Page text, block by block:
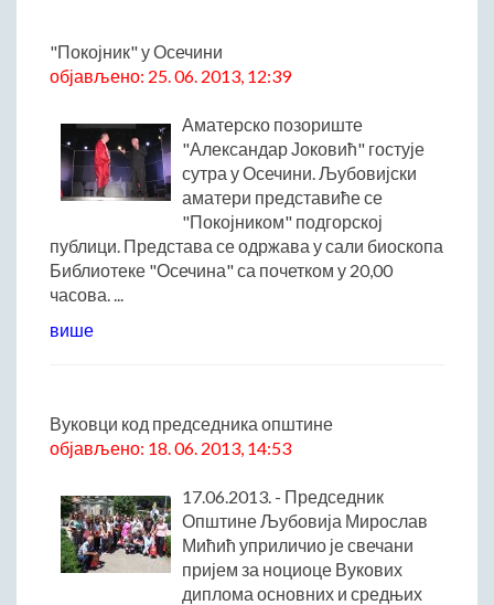
Бобија
Општина Љубовија
Установе од јавног значаја
Матична служба
Урбанизам и грађевинарство
Борачко-инвалидска заштита
Друштвена брига о деци
Бирачки списак
"Покојник" у Осечини
објављено: 25. 06. 2013, 12:39
Аматерско позориште
"Александар Јоковић" гостује
сутра у Осечини. Љубовијски
аматери представиће се
"Покојником" подгорској
публици. Представа се одржава у сали биоскопа
Библиотеке "Осечина" са почетком у 20,00
часова. ...
више
Вуковци код председника општине
објављено: 18. 06. 2013, 14:53
17.06.2013. - Председник
Општине Љубовија Мирослав
Мићић уприличио је свечани
пријем за ноциоце Вукових
диплома основних и средњих